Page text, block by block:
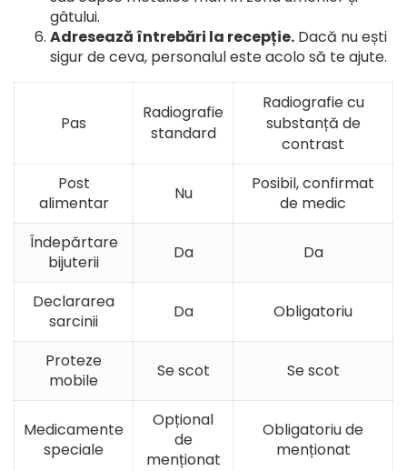
gâtului.
Adresează întrebări la recepție. Dacă nu ești
sigur de ceva, personalul este acolo să te ajute.
Pas
Radiografie
standard
Radiografie cu
substanță de
contrast
Post
alimentar
Nu
Posibil, confirmat
de medic
Îndepărtare
bijuterii
Da Da
Declararea
sarcinii
Da Obligatoriu
Proteze
mobile
Se scot Se scot
Medicamente
speciale
Opțional
de
menționat
Obligatoriu de
menționat